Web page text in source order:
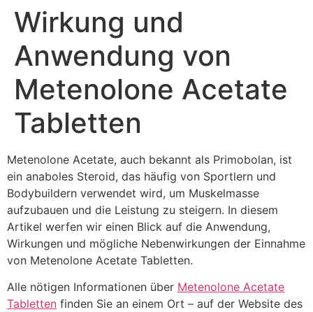
Wirkung und
Anwendung von
Metenolone Acetate
Tabletten
Metenolone Acetate, auch bekannt als Primobolan, ist
ein anaboles Steroid, das häufig von Sportlern und
Bodybuildern verwendet wird, um Muskelmasse
aufzubauen und die Leistung zu steigern. In diesem
Artikel werfen wir einen Blick auf die Anwendung,
Wirkungen und mögliche Nebenwirkungen der Einnahme
von Metenolone Acetate Tabletten.
Alle nötigen Informationen über Metenolone Acetate
Tabletten finden Sie an einem Ort – auf der Website des